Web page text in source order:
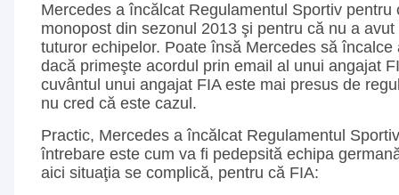
Mercedes a încălcat Regulamentul Sportiv pentru
monopost din sezonul 2013 şi pentru că nu a
tuturor echipelor. Poate însă Mercedes să încalce
dacă primeşte acordul prin email al unui angajat
cuvântul unui angajat FIA este mai presus de
nu cred că este cazul.
Practic, Mercedes a încălcat Regulamentul
întrebare este cum va fi pedepsită echipa
aici situaţia se complică, pentru că FIA: